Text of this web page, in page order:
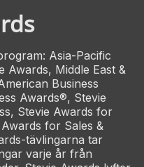
Asia-Pacific
Awards, Middle East &
Business
Awards®, Stevie
Stevie Awards for
for Sales &
tävlingarna tar
varje år från